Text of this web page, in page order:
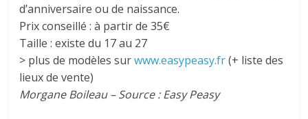
d’anniversaire ou de naissance.
Prix conseillé : à partir de 35€
Taille : existe du 17 au 27
> plus de modèles surwww.easypeasy.fr(+ liste des
lieux de vente)
Morgane Boileau – Source : Easy Peasy